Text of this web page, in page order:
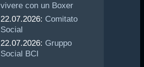
vivere con un Boxer
22.07.2026: Comitato
Social
22.07.2026: Gruppo
Social BCI